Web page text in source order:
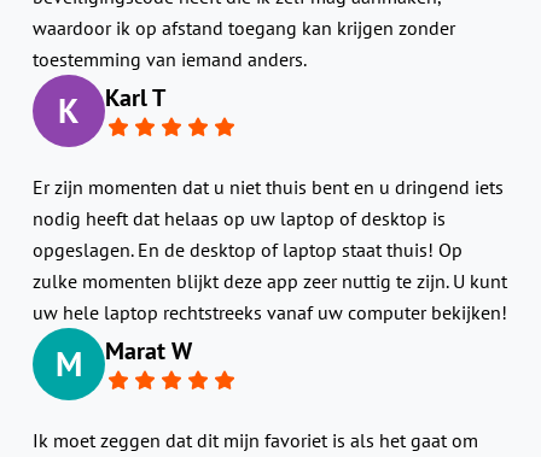
waardoor ik op afstand toegang kan krijgen zonder
toestemming van iemand anders.
K Karl T
Er zijn momenten dat u niet thuis bent en u dringend iets
nodig heeft dat helaas op uw laptop of desktop is
opgeslagen. En de desktop of laptop staat thuis! Op
zulke momenten blijkt deze app zeer nuttig te zijn. U kunt
uw hele laptop rechtstreeks vanaf uw computer bekijken!
M Marat W
Ik moet zeggen dat dit mijn favoriet is als het gaat om